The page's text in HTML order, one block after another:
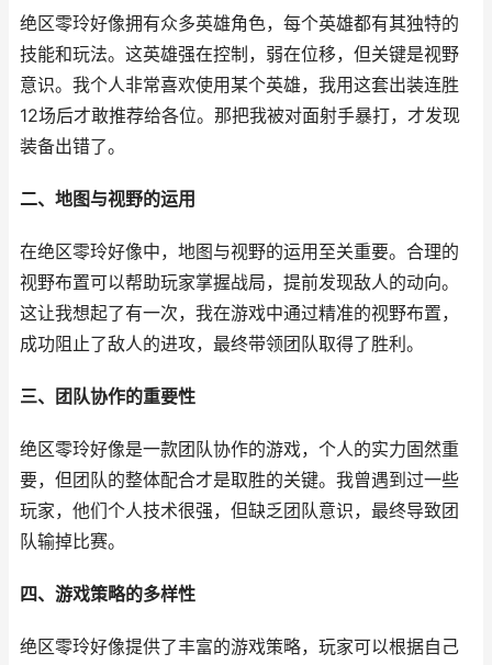
绝区零玲好像拥有众多英雄角色，每个英雄都有其独特的
技能和玩法。这英雄强在控制，弱在位移，但关键是视野
意识。我个人非常喜欢使用某个英雄，我用这套出装连胜
12场后才敢推荐给各位。那把我被对面射手暴打，才发现
装备出错了。
二、地图与视野的运用
在绝区零玲好像中，地图与视野的运用至关重要。合理的
视野布置可以帮助玩家掌握战局，提前发现敌人的动向。
这让我想起了有一次，我在游戏中通过精准的视野布置，
成功阻止了敌人的进攻，最终带领团队取得了胜利。
三、团队协作的重要性
绝区零玲好像是一款团队协作的游戏，个人的实力固然重
要，但团队的整体配合才是取胜的关键。我曾遇到过一些
玩家，他们个人技术很强，但缺乏团队意识，最终导致团
队输掉比赛。
四、游戏策略的多样性
绝区零玲好像提供了丰富的游戏策略，玩家可以根据自己